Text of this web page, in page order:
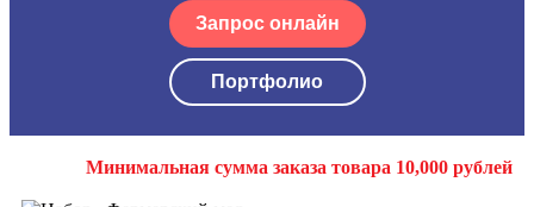
Запрос онлайн
Портфолио
Минимальная сумма заказа товара 10,000 рублей